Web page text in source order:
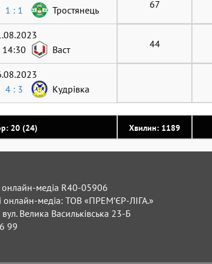
20 (24) Хвилин: 1189
1 : 1 Тростянець 67
14:30 Васт 44
4 : 3 Кудрівка
онлайн-медіа R40-05906
онлайн-медіа: ТОВ «ПРЕМ’ЄР-ЛІГА.»
Велика Васильківська 23-Б
99